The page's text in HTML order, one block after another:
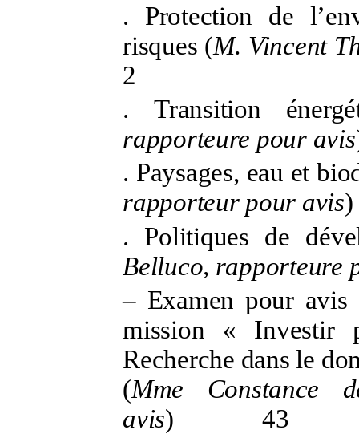
.
Protection de
risques (M. Vincent
2
.
Transition
rapporteure pour avis
. Paysages, eau et
rapporteur pour avis)
.
Politiques de
Belluco, rapporteure
– Examen pour
mission «
Investir
Recherche dans le
(Mme
Constance
avis) 43